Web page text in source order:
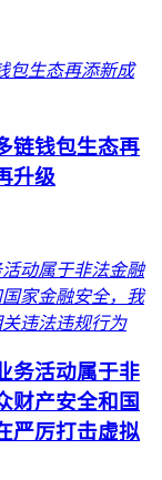
链钱包生态再
升级
务活动属于非
财产安全和国
严厉打击虚拟